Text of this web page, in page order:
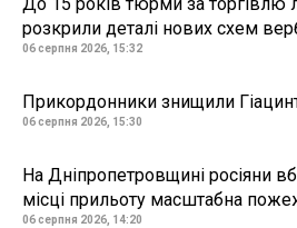
розкрили деталі нових схем
06 серпня 2026, 15:32
Прикордонники знищили
06 серпня 2026, 15:30
На Дніпропетровщині росіяни
місці прильоту масштабна
06 серпня 2026, 14:20